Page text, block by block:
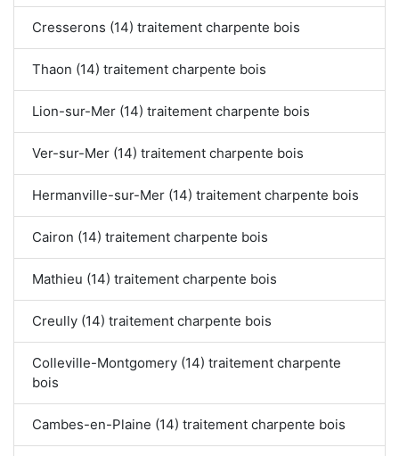
Cresserons (14) traitement charpente bois
Thaon (14) traitement charpente bois
Lion-sur-Mer (14) traitement charpente bois
Ver-sur-Mer (14) traitement charpente bois
Hermanville-sur-Mer (14) traitement charpente bois
Cairon (14) traitement charpente bois
Mathieu (14) traitement charpente bois
Creully (14) traitement charpente bois
Colleville-Montgomery (14) traitement charpente
bois
Cambes-en-Plaine (14) traitement charpente bois